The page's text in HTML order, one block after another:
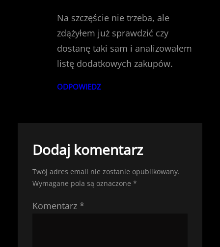
Na szczęście nie trzeba, ale
zdążyłem już sprawdzić czy
dostanę taki sam i analizowałem
listę dodatkowych zakupów.
ODPOWIEDZ
Dodaj komentarz
Twój adres email nie zostanie opublikowany.
Wymagane pola są oznaczone *
Komentarz *